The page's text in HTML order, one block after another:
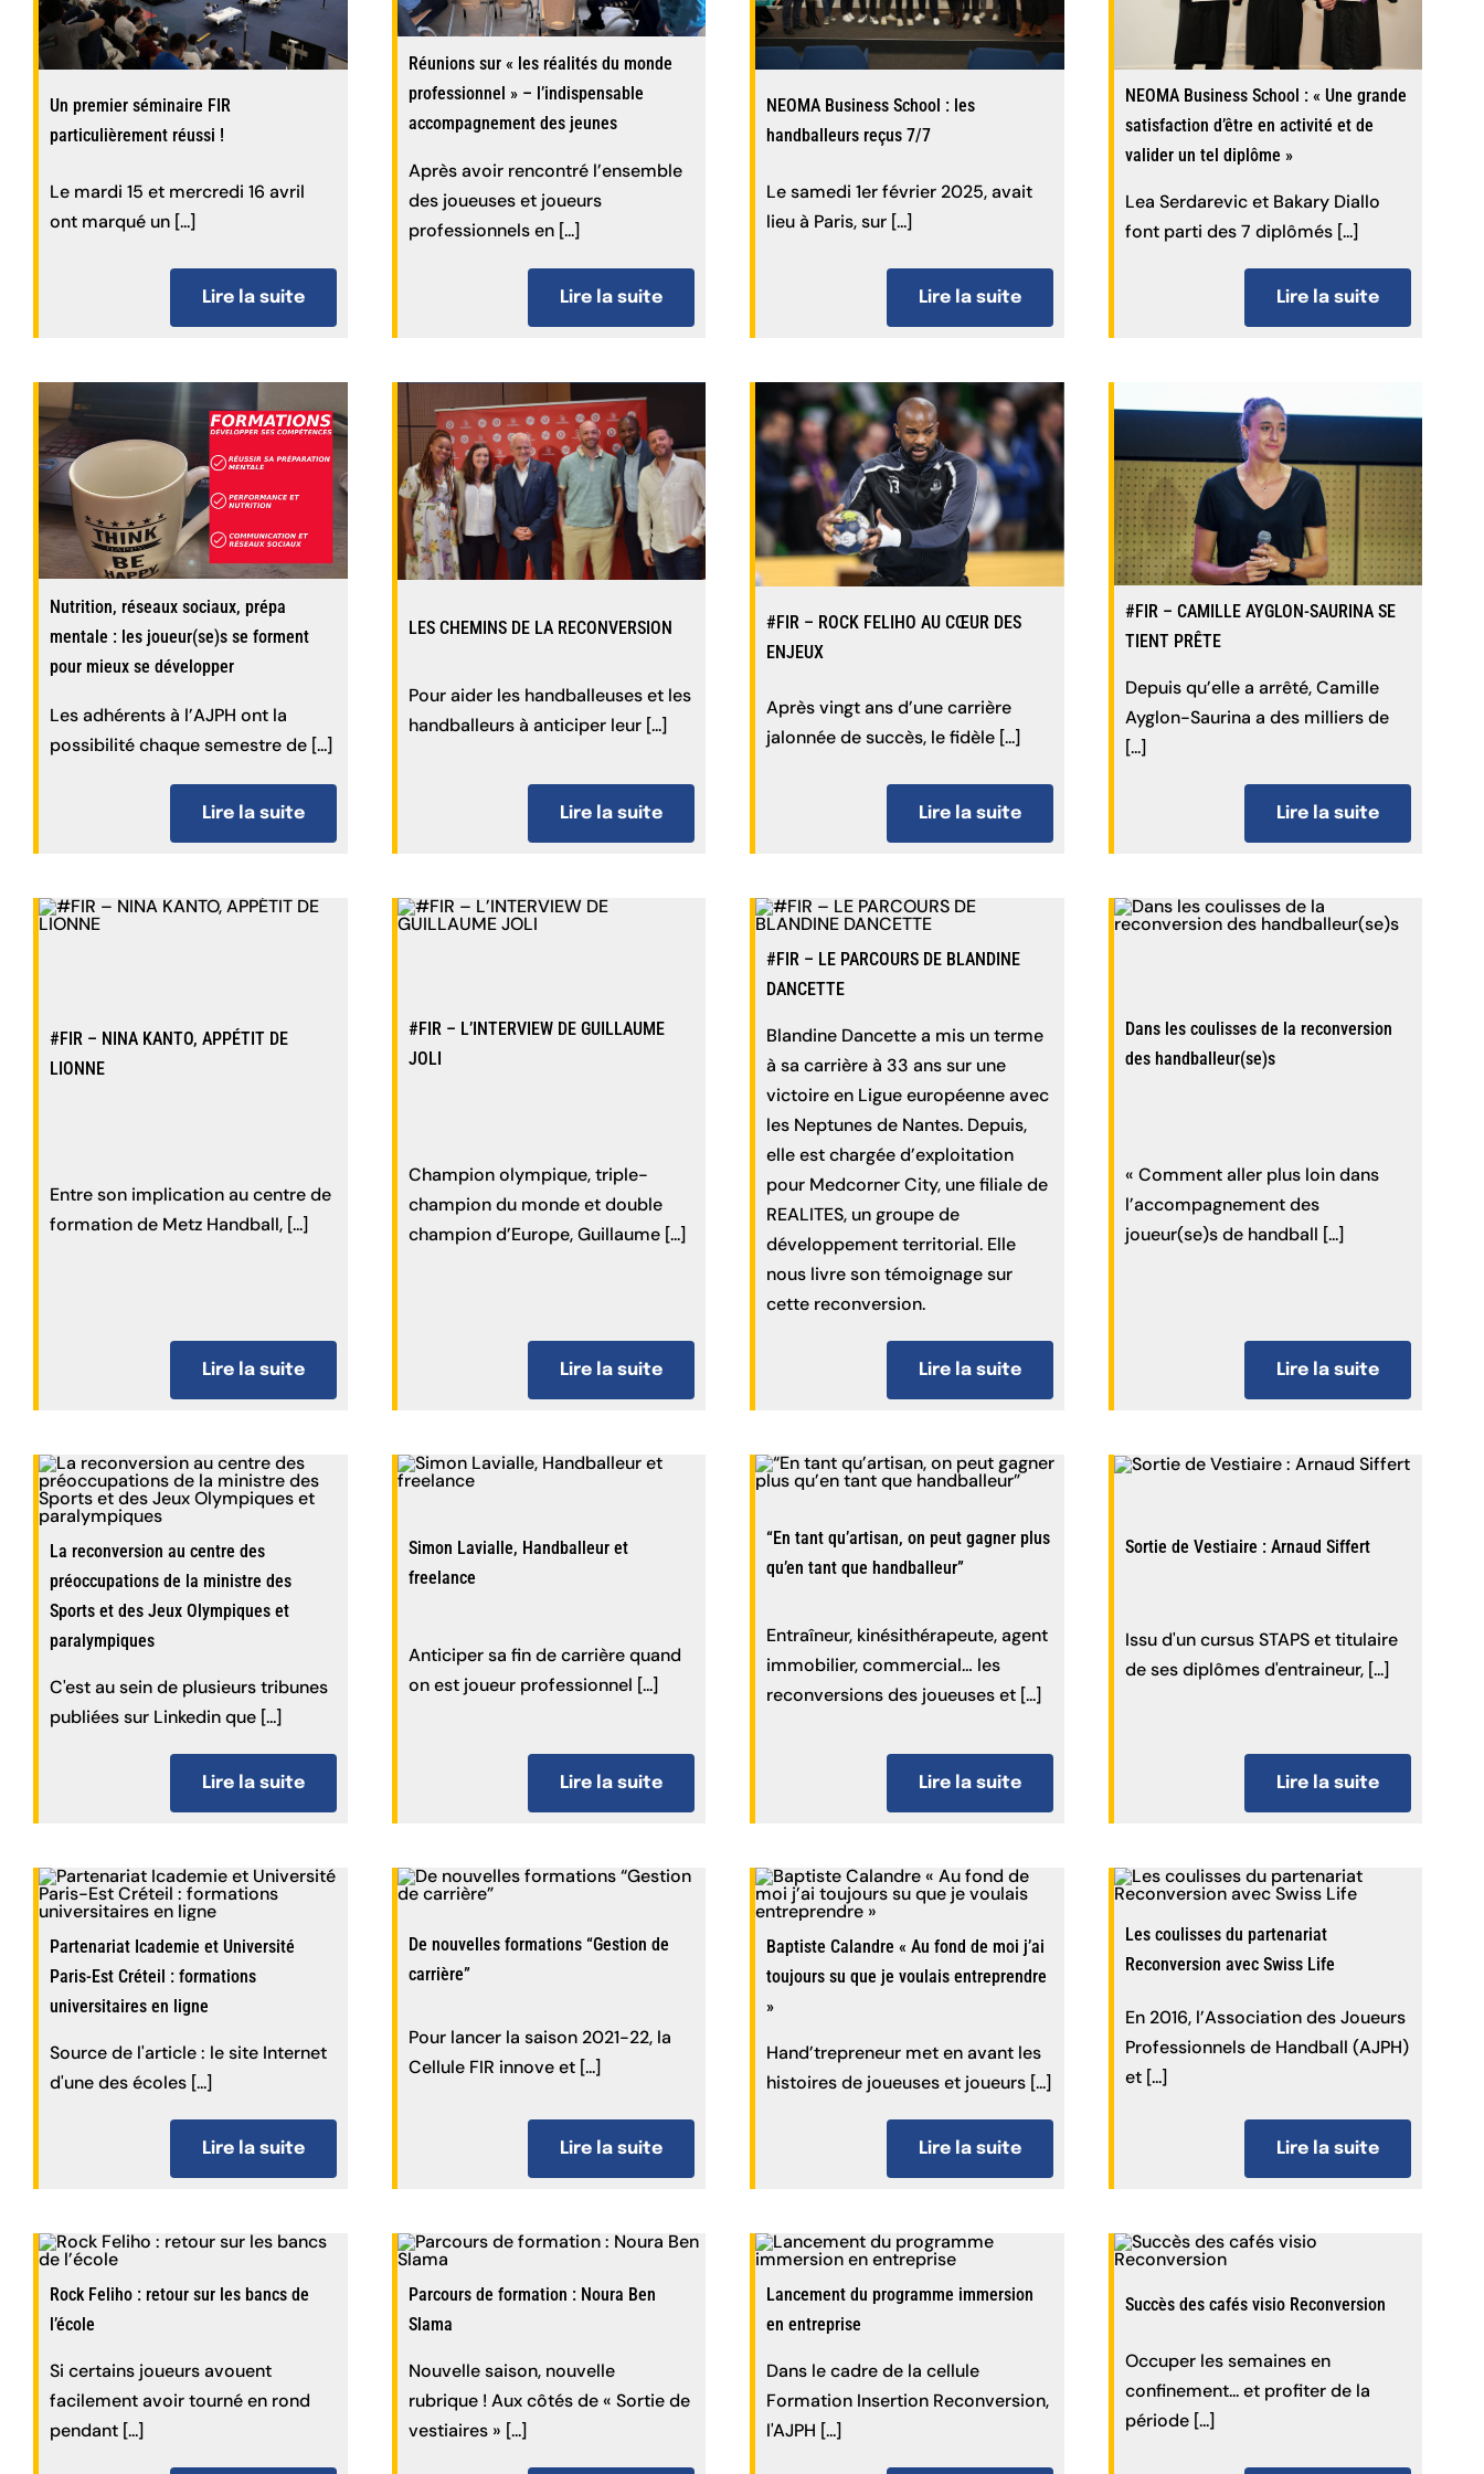
Un premier séminaire FIR
particulièrement réussi !
Le mardi 15 et mercredi 16 avril
ont marqué un [...]
Lire la suite
Réunions sur « les réalités du monde
professionnel » – l’indispensable
accompagnement des jeunes
Après avoir rencontré l’ensemble
des joueuses et joueurs
professionnels en [...]
Lire la suite
NEOMA Business School : les
handballeurs reçus 7/7
Le samedi 1er février 2025, avait
lieu à Paris, sur [...]
Lire la suite
NEOMA Business School : « Une grande
satisfaction d’être en activité et de
valider un tel diplôme »
Lea Serdarevic et Bakary Diallo
font parti des 7 diplômés [...]
Lire la suite
Nutrition, réseaux sociaux, prépa
mentale : les joueur(se)s se forment
pour mieux se développer
Les adhérents à l’AJPH ont la
possibilité chaque semestre de [...]
Lire la suite
LES CHEMINS DE LA RECONVERSION
Pour aider les handballeuses et les
handballeurs à anticiper leur [...]
Lire la suite
#FIR – ROCK FELIHO AU CŒUR DES
ENJEUX
Après vingt ans d’une carrière
jalonnée de succès, le fidèle [...]
Lire la suite
#FIR – CAMILLE AYGLON-SAURINA SE
TIENT PRÊTE
Depuis qu’elle a arrêté, Camille
Ayglon-Saurina a des milliers de
[...]
Lire la suite
#FIR – NINA KANTO, APPÉTIT DE
LIONNE
Entre son implication au centre de
formation de Metz Handball, [...]
Lire la suite
#FIR – L’INTERVIEW DE GUILLAUME
JOLI
Champion olympique, triple-
champion du monde et double
champion d’Europe, Guillaume [...]
Lire la suite
#FIR – LE PARCOURS DE BLANDINE
DANCETTE
Blandine Dancette a mis un terme
à sa carrière à 33 ans sur une
victoire en Ligue européenne avec
les Neptunes de Nantes. Depuis,
elle est chargée d’exploitation
pour Medcorner City, une filiale de
REALITES, un groupe de
développement territorial. Elle
nous livre son témoignage sur
cette reconversion.
Lire la suite
Dans les coulisses de la reconversion
des handballeur(se)s
« Comment aller plus loin dans
l’accompagnement des
joueur(se)s de handball [...]
Lire la suite
La reconversion au centre des
préoccupations de la ministre des
Sports et des Jeux Olympiques et
paralympiques
C'est au sein de plusieurs tribunes
publiées sur Linkedin que [...]
Lire la suite
Simon Lavialle, Handballeur et
freelance
Anticiper sa fin de carrière quand
on est joueur professionnel [...]
Lire la suite
“En tant qu’artisan, on peut gagner plus
qu’en tant que handballeur”
Entraîneur, kinésithérapeute, agent
immobilier, commercial… les
reconversions des joueuses et [...]
Lire la suite
Sortie de Vestiaire : Arnaud Siffert
Issu d'un cursus STAPS et titulaire
de ses diplômes d'entraineur, [...]
Lire la suite
Partenariat Icademie et Université
Paris-Est Créteil : formations
universitaires en ligne
Source de l'article : le site Internet
d'une des écoles [...]
Lire la suite
De nouvelles formations “Gestion de
carrière”
Pour lancer la saison 2021-22, la
Cellule FIR innove et [...]
Lire la suite
Baptiste Calandre « Au fond de moi j’ai
toujours su que je voulais entreprendre
»
Hand’trepreneur met en avant les
histoires de joueuses et joueurs [...]
Lire la suite
Les coulisses du partenariat
Reconversion avec Swiss Life
En 2016, l’Association des Joueurs
Professionnels de Handball (AJPH)
et [...]
Lire la suite
Rock Feliho : retour sur les bancs de
l’école
Si certains joueurs avouent
facilement avoir tourné en rond
pendant [...]
Parcours de formation : Noura Ben
Slama
Nouvelle saison, nouvelle
rubrique ! Aux côtés de « Sortie de
vestiaires » [...]
Lancement du programme immersion
en entreprise
Dans le cadre de la cellule
Formation Insertion Reconversion,
l'AJPH [...]
Succès des cafés visio Reconversion
Occuper les semaines en
confinement... et profiter de la
période [...]